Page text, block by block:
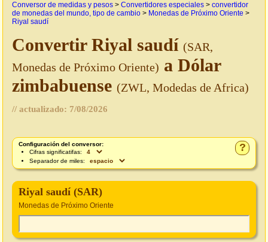
Conversor de medidas y pesos > Convertidores especiales > convertidor
de monedas del mundo, tipo de cambio > Monedas de Próximo Oriente >
Riyal saudí
Convertir Riyal saudí (SAR,
Monedas de Próximo Oriente) a Dólar
zimbabuense (ZWL, Modedas de Africa)
// actualizado: 7/08/2026
?
Configuración del conversor:
Cifras significatifas:
Separador de miles:
Riyal saudí (SAR)
Monedas de Próximo Oriente